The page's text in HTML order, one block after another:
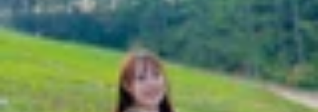
AI Overviews là gì? Tất tần tật
thông tin cần biết về tính năng mới
của Google
Thùy Nguyễn